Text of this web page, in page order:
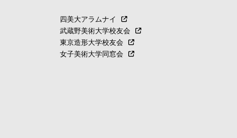
四美大アラムナイ
武蔵野美術大学校友会
東京造形大学校友会
女子美術大学同窓会